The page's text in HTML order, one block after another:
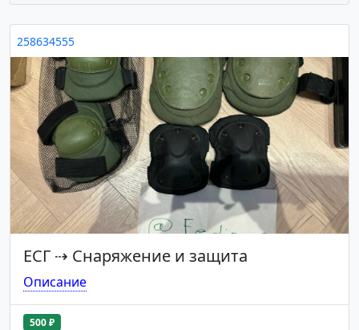
258634555
ЕСГ ⇢ Снаряжение и защита
Описание
500 ₽